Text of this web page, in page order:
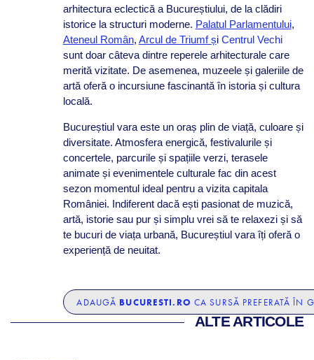
arhitectura eclectică a Bucureștiului, de la clădiri
istorice la structuri moderne. Palatul Parlamentului,
Ateneul Român, Arcul de Triumf și Centrul Vechi
sunt doar câteva dintre reperele arhitecturale care
merită vizitate. De asemenea, muzeele și galeriile de
artă oferă o incursiune fascinantă în istoria și cultura
locală.
Bucureștiul vara este un oraș plin de viață, culoare și
diversitate. Atmosfera energică, festivalurile și
concertele, parcurile și spațiile verzi, terasele
animate și evenimentele culturale fac din acest
sezon momentul ideal pentru a vizita capitala
României. Indiferent dacă ești pasionat de muzică,
artă, istorie sau pur și simplu vrei să te relaxezi și să
te bucuri de viața urbană, Bucureștiul vara îți oferă o
experiență de neuitat.
ADAUGĂ BUCURESTI.RO CA SURSĂ PREFERATĂ ÎN
ALTE ARTICOLE